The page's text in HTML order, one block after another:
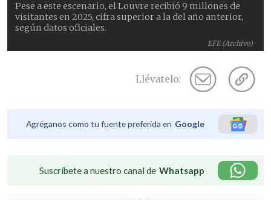
EFE (Archivo)
Pese a este escenario, el Louvre recibió 9 millones de
visitantes en 2025, cifra superior a la del año anterior,
según datos oficiales.
Llévatelo:
Agréganos como tu fuente preferida en Google
Suscríbete a nuestro canal de Whatsapp